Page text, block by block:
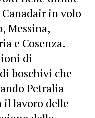
Canadair in volo
Messina,
e Cosenza.
di
boschivi che
Petralia
il lavoro delle